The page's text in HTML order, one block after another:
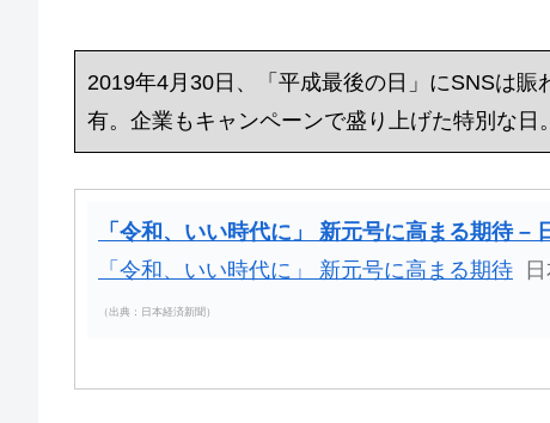
2019年4月30日、「平成最後の日」にSNSは
有。企業もキャンペーンで盛り上げた特別な日。
「令和、いい時代に」 新元号に高まる期待 –
「令和、いい時代に」 新元号に高まる期待
（出典：日本経済新聞）